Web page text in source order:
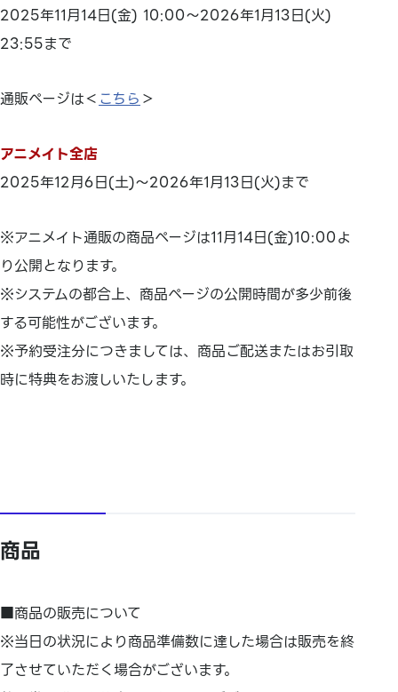
2025年11月14日(金) 10:00～2026年1月13日(火)
23:55まで
通販ページは＜ こちら ＞
アニメイト全店
2025年12月6日(土)～2026年1月13日(火)まで
※アニメイト通販の商品ページは11月14日(金)10:00よ
り公開となります。
※システムの都合上、商品ページの公開時間が多少前後
する可能性がございます。
※予約受注分につきましては、商品ご配送またはお引取
時に特典をお渡しいたします。
商品
■商品の販売について
※当日の状況により商品準備数に達した場合は販売を終
了させていただく場合がございます。